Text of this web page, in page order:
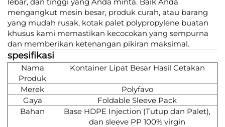
mengangkut mesin besar, produk curah, atau barang
yang mudah rusak, kotak palet polypropylene buatan
khusus kami memastikan kecocokan yang sempurna
dan memberikan ketenangan pikiran maksimal.
spesifikasi
Nama
Produk
Kontainer Lipat Besar Hasil Cetakan
Merek
Polyfavo
Gaya
Foldable Sleeve Pack
Bahan
Base HDPE Injection (Tutup dan Palet),
dan sleeve PP 100% virgin